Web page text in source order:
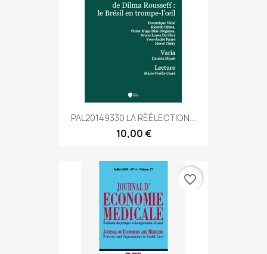
PAL20149330 LA RÉÉLECTION...
10,00 €
favorite_border